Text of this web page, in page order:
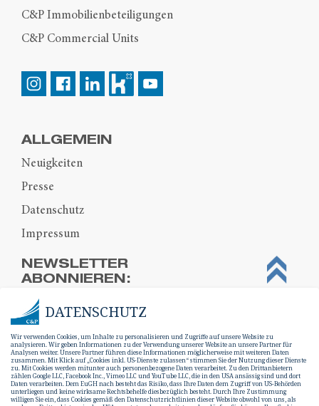
C&P Immobilienbeteiligungen
C&P Commercial Units
ALLGEMEIN
Neuigkeiten
Presse
Datenschutz
Impressum
NEWSLETTER
ABONNIEREN:
DATENSCHUTZ
Wir verwenden Cookies, um Inhalte zu personalisieren und Zugriffe auf unsere Website zu
analysieren. Wir geben Informationen zu der Verwendung unserer Website an unsere Partner für
Analysen weiter. Unsere Partner führen diese Informationen möglicherweise mit weiteren Daten
zusammen. Mit Klick auf „Cookies inkl. US-Dienste zulassen“ stimmen Sie der Nutzung dieser Dienste
zu. Mit Cookies werden mitunter auch personenbezogene Daten verarbeitet. Zu den Drittanbietern
zählen Google LLC, Facebook Inc., Vimeo LLC und YouTube LLC, die in den USA ansässig sind und dort
Daten verarbeiten. Dem EuGH nach besteht das Risiko, dass Ihre Daten dem Zugriff von US-Behörden
unterliegen und keine wirksame Rechtsbehelfe diesbezüglich besteht. Durch Ihre Zustimmung
willigen Sie ein, dass Cookies gemäß den Datenschutzrichtlinien dieser Website obwohl von uns, als